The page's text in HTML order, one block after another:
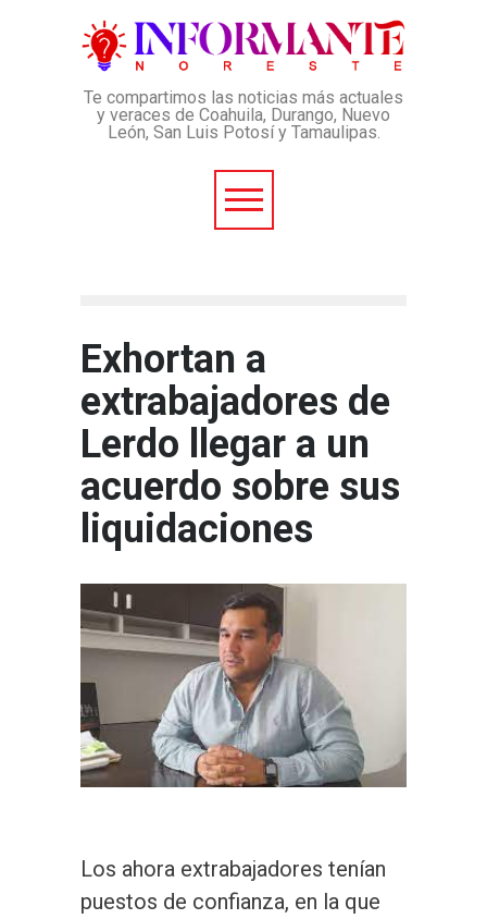
Te compartimos las noticias más actuales
y veraces de Coahuila, Durango, Nuevo
León, San Luis Potosí y Tamaulipas.
Exhortan a
extrabajadores de
Lerdo llegar a un
acuerdo sobre sus
liquidaciones
Los ahora extrabajadores tenían
puestos de confianza, en la que